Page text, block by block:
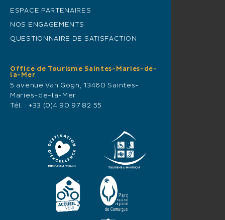
ESPACE PARTENAIRES
NOS ENGAGEMENTS
QUESTIONNAIRE DE SATISFACTION
Office de Tourisme Saintes-Maries-de-
la-Mer
5 avenue Van Gogh, 13460 Saintes-
Maries-de-la-Mer
Tél. : +33 (0)4 90 97 82 55